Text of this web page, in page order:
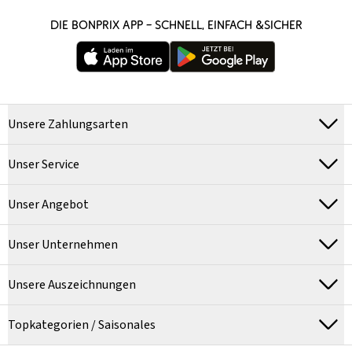
DIE BONPRIX APP – SCHNELL, EINFACH &SICHER
Unsere Zahlungsarten
Unser Service
Unser Angebot
Unser Unternehmen
Unsere Auszeichnungen
Topkategorien / Saisonales